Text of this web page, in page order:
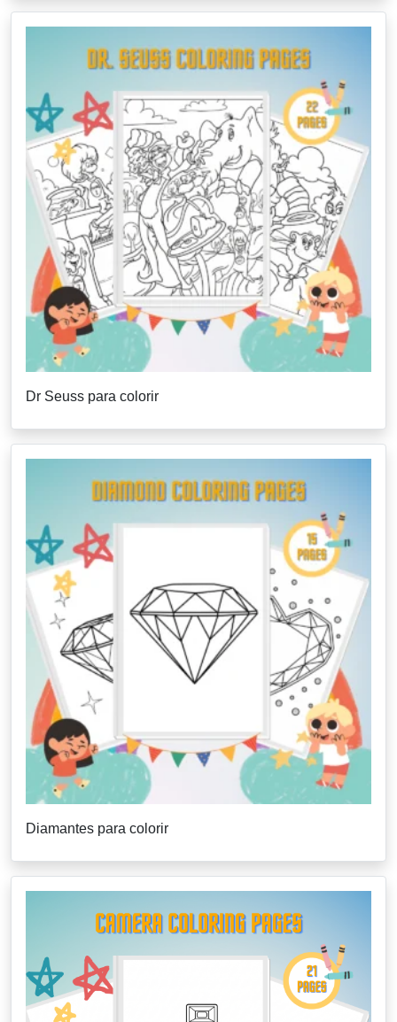
Dr Seuss para colorir
Diamantes para colorir